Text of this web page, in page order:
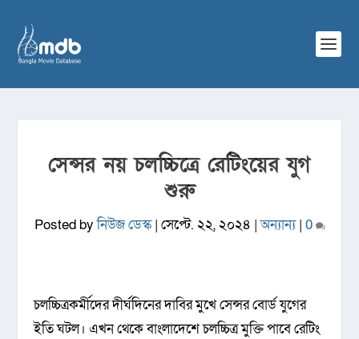
সেন্সর নয় চলচ্চিত্রে রেটিংয়ের যুগ
শুরু
Posted byনিউজ ডেস্ক| সেপ্টে. ২২, ২০২৪ |অন্যান্য| 0
চলচ্চিত্রকর্মীদের দীর্ঘদিনের দাবির মুখে সেন্সর বোর্ড যুগের
ইতি ঘটল। এখন থেকে বাংলাদেশে চলচ্চিত্র মুক্তি পাবে রেটিং